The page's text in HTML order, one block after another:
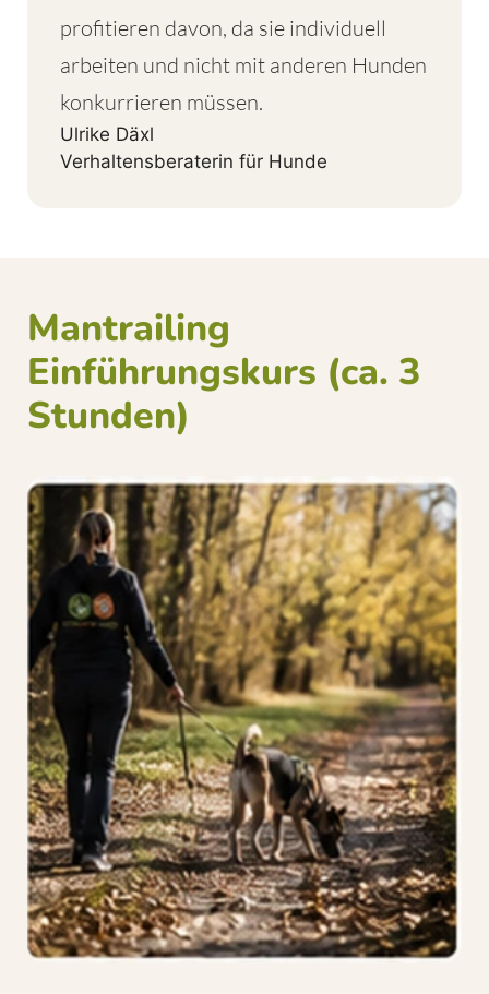
profitieren davon, da sie individuell
arbeiten und nicht mit anderen Hunden
konkurrieren müssen.
Ulrike Däxl
Verhaltensberaterin für Hunde
Mantrailing
Einführungskurs (ca. 3
Stunden)